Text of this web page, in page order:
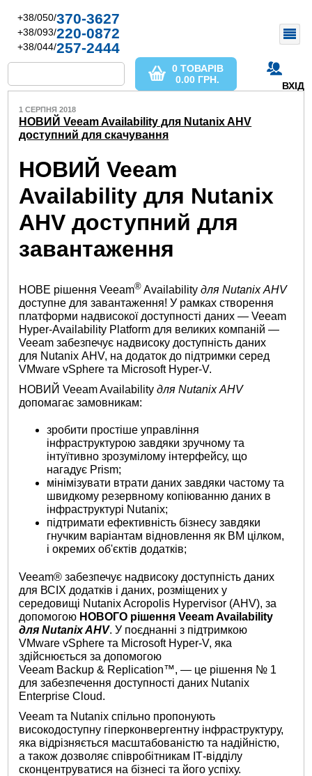
+38/050/370-3627
+38/093/220-0872
+38/044/257-2444
ВХІД
0 ТОВАРІВ
0.00 ГРН.
1 СЕРПНЯ 2018
НОВИЙ Veeam Availability для Nutanix AHV
доступний для скачування
НОВИЙ Veeam
Availability для Nutanix
AHV доступний для
завантаження
НОВЕ рішення Veeam® Availabilityдля Nutanix AHV
доступне для завантаження! У рамках створення
платформи надвисокої доступності даних — Veeam
Hyper-Availability Platform для великих компаній —
Veeam забезпечує надвисоку доступність даних
для Nutanix AHV, на додаток до підтримки серед
VMware vSphere та Microsoft Hyper‑V.
НОВИЙ Veeam Availabilityдля Nutanix AHV
допомагає замовникам:
зробити простіше управління
інфраструктурою завдяки зручному та
інтуїтивно зрозумілому інтерфейсу, що
нагадує Prism;
мінімізувати втрати даних завдяки частому та
швидкому резервному копіюванню даних в
інфраструктурі Nutanix;
підтримати ефективність бізнесу завдяки
гнучким варіантам відновлення як ВМ цілком,
і окремих об'єктів додатків;
Veeam® забезпечує надвисоку доступність даних
для ВСІХ додатків і даних, розміщених у
середовищі Nutanix Acropolis Hypervisor (AHV), за
допомогою НОВОГО рішення Veeam Availability
для Nutanix AHV. У поєднанні з підтримкою
VMware vSphere та Microsoft Hyper-V, яка
здійснюється за допомогою
Veeam Backup & Replication™, — це рішення № 1
для забезпечення доступності даних Nutanix
Enterprise Cloud.
Veeam та Nutanix спільно пропонують
високодоступну гіперконвергентну інфраструктуру,
яка відрізняється масштабованістю та надійністю,
а також дозволяє співробітникам ІТ-відділу
сконцентруватися на бізнесі та його успіху.